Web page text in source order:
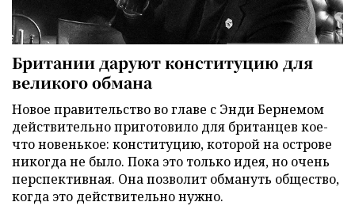
Британии даруют конституцию для
великого обмана
Новое правительство во главе с Энди Бернемом
действительно приготовило для британцев кое-
что новенькое: конституцию, которой на острове
никогда не было. Пока это только идея, но очень
перспективная. Она позволит обмануть общество,
когда это действительно нужно.